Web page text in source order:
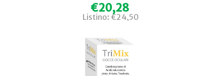
€20,28
Listino: €24,50